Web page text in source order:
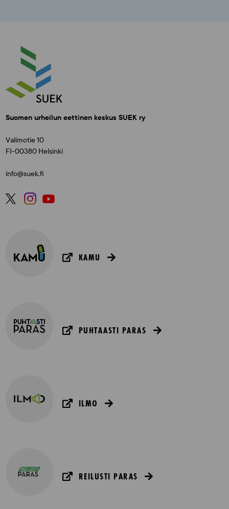
Suomen urheilun eettinen keskus SUEK ry
Valimotie 10
FI-00380 Helsinki
info@suek.fi
KAMU
PUHTAASTI PARAS
ILMO
REILUSTI PARAS